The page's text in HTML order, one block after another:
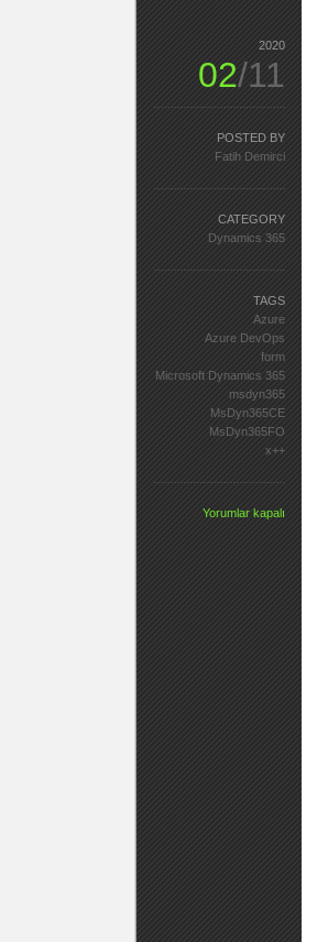
2020
02/11
POSTED BY
Fatih Demirci
CATEGORY
Dynamics 365
TAGS
Azure
Azure DevOps
form
Microsoft Dynamics 365
msdyn365
MsDyn365CE
MsDyn365FO
x++
Yorumlar kapalı